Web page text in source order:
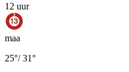
12 uur
maa
25°/31°